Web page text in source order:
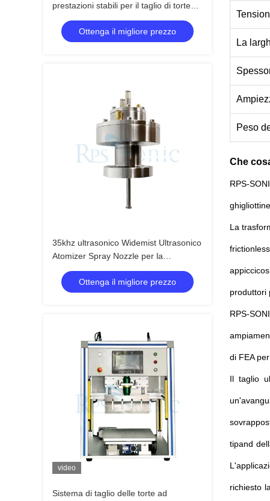
prestazioni stabili per il taglio di torte
con lama larga e facile utilizzo per
panetteria e ristorazione
Ottenga il migliore prezzo
35khz ultrasonico Widemist Ultrasonico
Atomizer Spray Nozzle per la
produzione di celle a combustibile
Ottenga il migliore prezzo
video
Sistema di taglio delle torte ad
La
Peso
Che
RPS-
La
produttori
RPS-
di FEA
Il taglio
tipand
richiesto